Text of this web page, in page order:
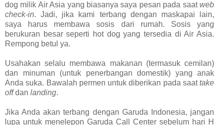
dog milik Air Asia yang biasanya saya pesan pada saatweb
check-in. Jadi, jika kami terbang dengan maskapai lain,
saya harus membawa sosis dari rumah. Sosis yang
berukuran besar seperti hot dog yang tersedia di Air Asia.
Rempong betul ya.
Usahakan selalu membawa makanan (termasuk cemilan)
dan minuman (untuk penerbangan domestik) yang anak
Anda suka. Bawalah permen untuk diberikan pada saattake
offdan landing.
Jika Anda akan terbang dengan Garuda Indonesia, jangan
lupa untuk menelepon Garuda Call Center sebelum hari H